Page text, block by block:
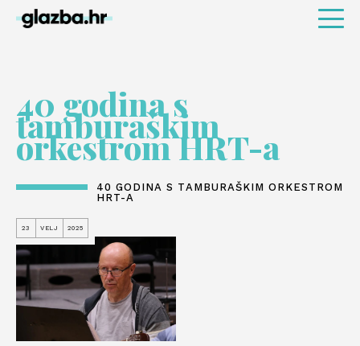
40 godina s
tamburaškim
orkestrom HRT-a
40 GODINA S TAMBURAŠKIM ORKESTROM
HRT-A
23 VELJ 2025